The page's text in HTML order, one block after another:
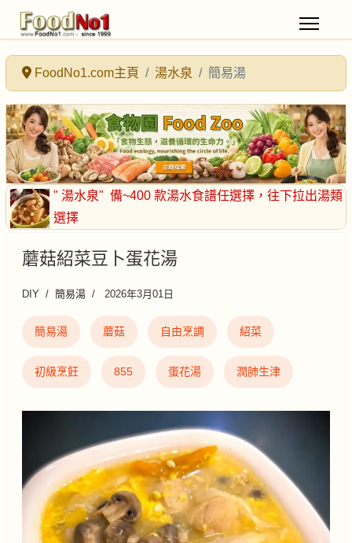
FoodNo1.com主頁 湯水泉 簡易湯
" 湯水泉" 備~400 款湯水食譜任選擇 ，往下拉出湯類
選擇
蘑菇紹菜豆卜蛋花湯
DIY 簡易湯 2026年3月01日
簡易湯 蘑菇 自由烹調 紹菜
初級烹飪 855 蛋花湯 潤肺生津